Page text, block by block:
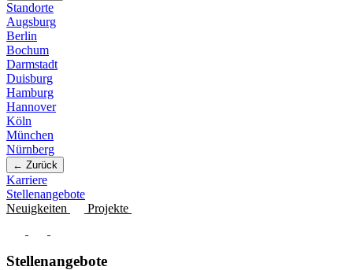
Standorte
Augsburg
Berlin
Bochum
Darmstadt
Duisburg
Hamburg
Hannover
Köln
München
Nürnberg
← Zurück
Karriere
Stellenangebote
Neuigkeiten
Projekte
Stellenangebote